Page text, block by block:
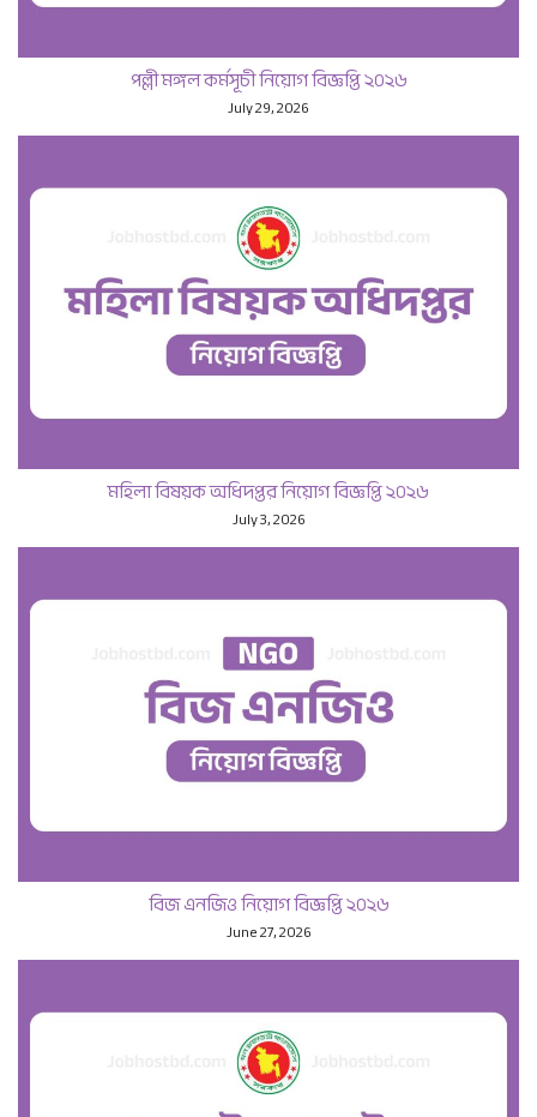
পল্লী মঙ্গল কর্মসূচী নিয়োগ বিজ্ঞপ্তি ২০২৬
July 29, 2026
মহিলা বিষয়ক অধিদপ্তর নিয়োগ বিজ্ঞপ্তি ২০২৬
July 3, 2026
বিজ এনজিও নিয়োগ বিজ্ঞপ্তি ২০২৬
June 27, 2026